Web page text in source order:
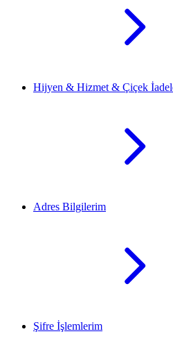
Hijyen & Hizmet & Çiçek
Adres Bilgilerim
Şifre İşlemlerim